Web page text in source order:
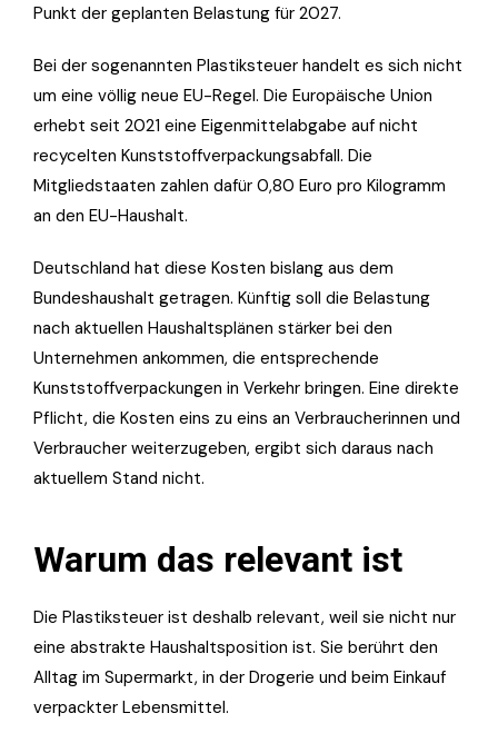
Punkt der geplanten Belastung für 2027.
Bei der sogenannten Plastiksteuer handelt es sich nicht
um eine völlig neue EU-Regel. Die Europäische Union
erhebt seit 2021 eine Eigenmittelabgabe auf nicht
recycelten Kunststoffverpackungsabfall. Die
Mitgliedstaaten zahlen dafür 0,80 Euro pro Kilogramm
an den EU-Haushalt.
Deutschland hat diese Kosten bislang aus dem
Bundeshaushalt getragen. Künftig soll die Belastung
nach aktuellen Haushaltsplänen stärker bei den
Unternehmen ankommen, die entsprechende
Kunststoffverpackungen in Verkehr bringen. Eine direkte
Pflicht, die Kosten eins zu eins an Verbraucherinnen und
Verbraucher weiterzugeben, ergibt sich daraus nach
aktuellem Stand nicht.
Warum das relevant ist
Die Plastiksteuer ist deshalb relevant, weil sie nicht nur
eine abstrakte Haushaltsposition ist. Sie berührt den
Alltag im Supermarkt, in der Drogerie und beim Einkauf
verpackter Lebensmittel.